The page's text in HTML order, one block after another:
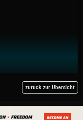
zurück zur Übersicht